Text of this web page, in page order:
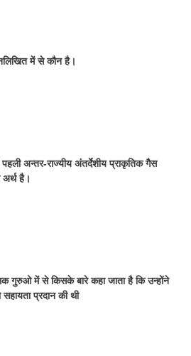
में से कौन है।
अन्तर-राज्यीय अंतर्देशीय प्राकृतिक गैस
अर्थ है।
गुरुओ में से किसके बारे कहा जाता है कि उन्होंने
प्रदान की थी